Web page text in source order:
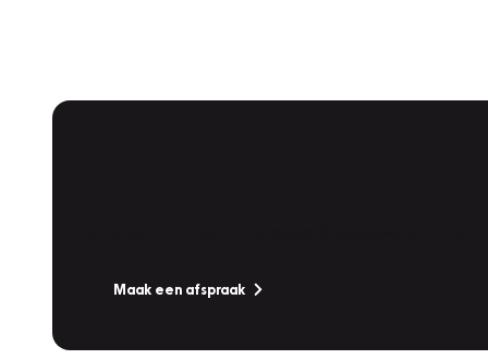
Maak een afspraak